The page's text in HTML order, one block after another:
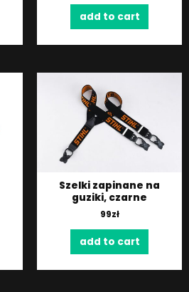
add to cart
Szelki zapinane na
guziki, czarne
99zł
add to cart